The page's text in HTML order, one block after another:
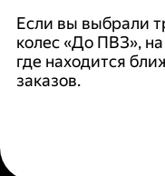
Если вы выбрали
колес «До ПВЗ»,
где находится
заказов.